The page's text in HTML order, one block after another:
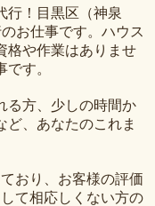
行！目黒区（神泉
お仕事です。ハウス
格や作業はありませ
す。
る方、少しの時間か
ど、あなたのこれま
おり、お客様の評価
て相応しくない方の